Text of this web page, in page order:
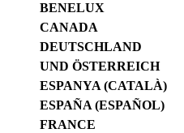
BENELUX
CANADA
DEUTSCHLAND
UND ÖSTERREICH
ESPANYA (CATALÀ)
ESPAÑA (ESPAÑOL)
FRANCE